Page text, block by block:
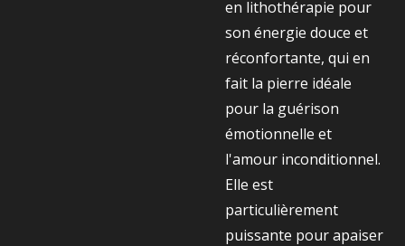
en lithothérapie pour
son énergie douce et
réconfortante, qui en
fait la pierre idéale
pour la guérison
émotionnelle et
l'amour inconditionnel.
Elle est
particulièrement
puissante pour apaiser